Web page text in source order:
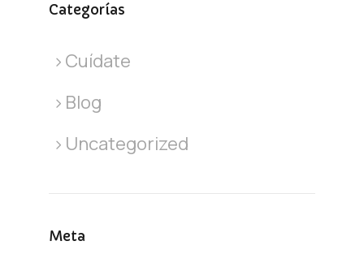
Categorías
Cuídate
Blog
Uncategorized
Meta